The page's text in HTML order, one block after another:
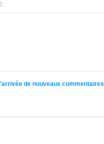
de nouveaux commentaires